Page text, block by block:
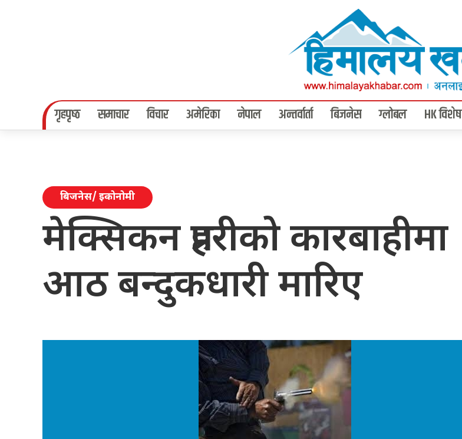
गृहपृष्‍ठ समाचार विचार अमेरिका नेपाल अन्तर्वार्ता बिजनेस ग्लोबल HK विशेष
बिजनेस/ इकोनोमी
मेक्सिकन प्रहरीको कारबाहीमा
आठ बन्दुकधारी मारिए